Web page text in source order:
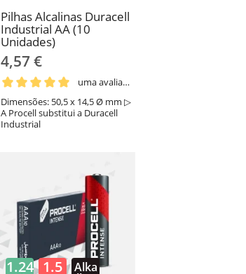
Pilhas Alcalinas Duracell
Industrial AA (10
Unidades)
4,57 €
uma avaliação
Dimensões: 50,5 x 14,5 Ø mm ▷
A Procell substitui a Duracell
Industrial
1.24 1.5 Alka